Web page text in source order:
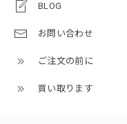
BLOG
お問い合わせ
ご注文の前に
買い取ります